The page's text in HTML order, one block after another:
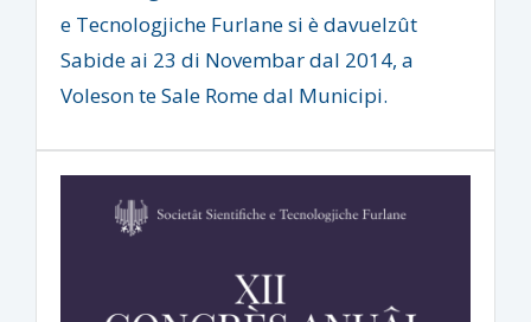
e Tecnologjiche Furlane si è davuelzût
Sabide ai 23 di Novembar dal 2014, a
Voleson te Sale Rome dal Municipi.